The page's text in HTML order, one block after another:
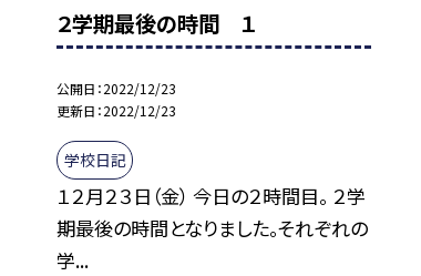
２学期最後の時間 １
公開日 2022/12/23
更新日 2022/12/23
学校日記
１２月２３日（金） 今日の２時間目。 ２学
期最後の時間となりました。それぞれの
学...